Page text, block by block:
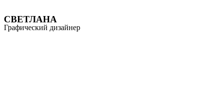
СВЕТЛАНА
Графический дизайнер